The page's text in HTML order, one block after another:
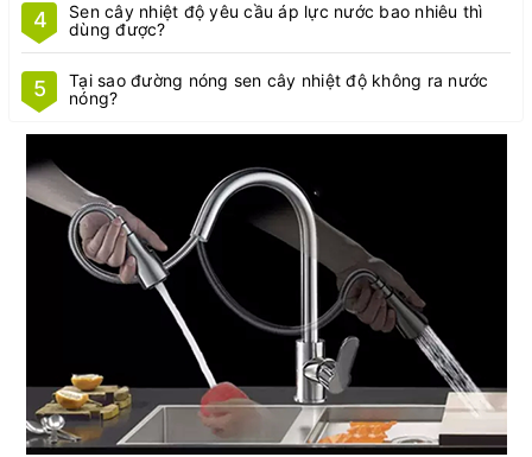
4
Sen cây nhiệt độ yêu cầu áp lực nước bao nhiêu thì
dùng được?
5
Tại sao đường nóng sen cây nhiệt độ không ra nước
nóng?